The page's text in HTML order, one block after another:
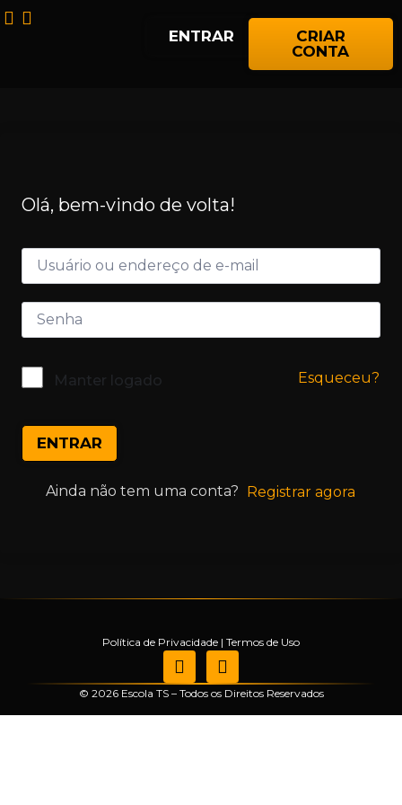
ENTRAR
CRIAR
CONTA
Olá, bem-vindo de volta!
Manter logado Esqueceu?
ENTRAR
Ainda não tem uma conta? Registrar agora
Política de Privacidade | Termos de Uso
© 2026 Escola TS – Todos os Direitos Reservados